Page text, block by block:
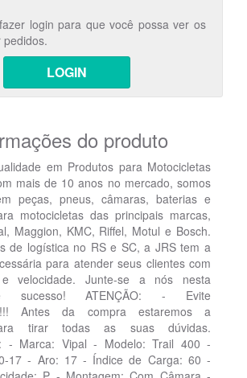
login para que você possa ver os
LOGIN
do produto
em Produtos para Motocicletas
mais de 10 anos no mercado, somos
peças, pneus, câmaras, baterias e
motocicletas das principais marcas,
Maggion, KMC, Riffel, Motul e Bosch.
de logística no RS e SC, a JRS tem a
para atender seus clientes com
e velocidade. Junte-se a nós nesta
sucesso! ATENÇÃO: - Evite
Antes da compra estaremos a
tirar todas as suas dúvidas.
- Marca: Vipal - Modelo: Trail 400 -
17 - Aro: 17 - Índice de Carga: 60 -